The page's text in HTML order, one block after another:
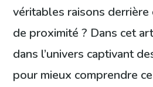
véritables raisons
de proximité ? Dans cet
dans l’univers captivant
pour mieux comprendre